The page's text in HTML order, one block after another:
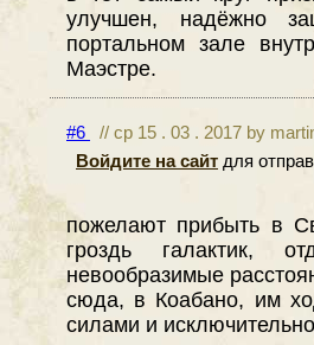
улучшен, надёжно
портальном зале
Маэстре.
#6
// ср 15 . 03 . 2017 by
Войдите на сайт для
пожелают прибыть в
гроздь галактик,
невообразимые
сюда, в Коабано, им
силами и